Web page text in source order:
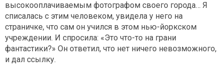
высокооплачиваемым фотографом своего города… Я
списалась с этим человеком, увидела у него на
страничке, что сам он учился в этом нью-йоркском
учреждении. И спросила: «Это что-то на грани
фантастики?» Он ответил, что нет ничего невозможного,
и дал ссылку.